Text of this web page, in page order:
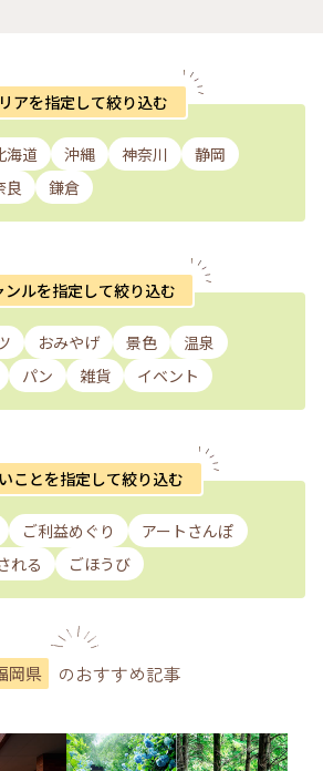
アを指定して絞り込む
海道 沖縄 神奈川
静岡
良 鎌倉
ンルを指定して絞り込む
おみやげ 景色
温泉
パン 雑貨 イベント
ことを指定して絞り込む
ご利益めぐり
アートさんぽ
れる ごほうび
岡県 のおすすめ記事